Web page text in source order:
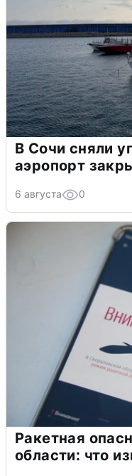
В Сочи сняли
аэропорт
6 августа 0
Ракетная
области: что